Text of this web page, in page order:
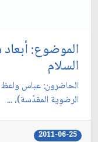
الموضوع:
السلام
الحاضرون: عباس
الرضوية المقدّسة)، ...
2011-06-25